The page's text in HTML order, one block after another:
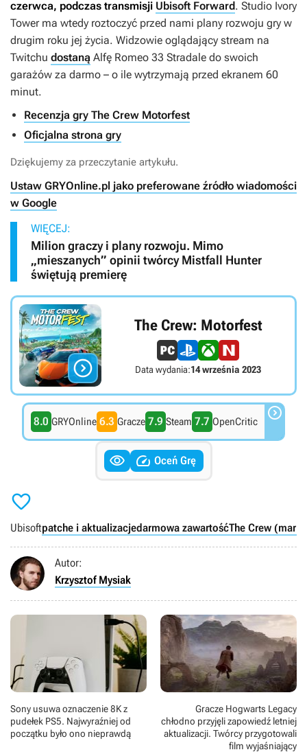
czerwca, podczas transmisji Ubisoft Forward. Studio Ivory
Tower ma wtedy roztoczyć przed nami plany rozwoju gry w
drugim roku jej życia. Widzowie oglądający stream na
Twitchu dostaną Alfę Romeo 33 Stradale do swoich
garażów za darmo – o ile wytrzymają przed ekranem 60
minut.
Recenzja gry The Crew Motorfest
Oficjalna strona gry
Dziękujemy za przeczytanie artykułu.
Ustaw GRYOnline.pl jako preferowane źródło wiadomości
w Google
WIĘCEJ:
Milion graczy i plany rozwoju. Mimo
„mieszanych” opinii twórcy Mistfall Hunter
świętują premierę

The Crew: Motorfest
Data wydania:14 września 2023
8.0 GRYOnline 6.3 Gracze 7.9 Steam 7.7 OpenCritic 
  Oceń Grę

Ubisoftpatche i aktualizacjedarmowa zawartośćThe Crew
Autor:
Krzysztof Mysiak
Sony usuwa oznaczenie 8K z
pudełek PS5. Najwyraźniej od
początku było ono nieprawdą
Gracze Hogwarts Legacy
chłodno przyjęli zapowiedź letniej
aktualizacji. Twórcy przygotowali
film wyjaśniający